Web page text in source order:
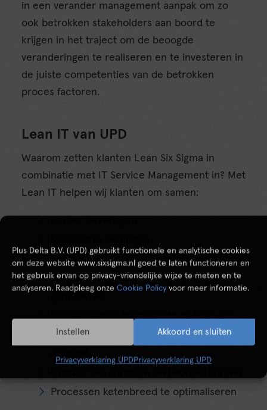
Plus Delta B.V. (UPD) gebruikt functionele en analytische cookies
om deze website www.sixsigma.nl goed te laten functioneren en
het gebruik ervan op privacy-vriendelijke wijze te meten en te
analyseren. Raadpleeg onze Cookie Policy voor meer informatie.
Akkoord en sluiten
Instellen
Privacyverklaring UPDPrivacyverklaring UPD
in een verander management aanpak om zo
ook betrokken stakeholders aan boord te
krijgen in het traject om de beoogde
veranderingen te realiseren en te investeren in
de juiste competenties van de betrokken
proces factoren.
Lean IT van UPD
Waarom zetten klanten Lean Six Sigma in
combinatie met IT Service Management in? Met
Lean IT helpen wij klanten om samen:
Snelheid van levering te verhogen
Efficiënte inzet van resources te
garanderen
IT organisaties klantgericht te laten zijn
Betrokkenheid van alle medewerkers te
Processen ketenbreed te optimaliseren